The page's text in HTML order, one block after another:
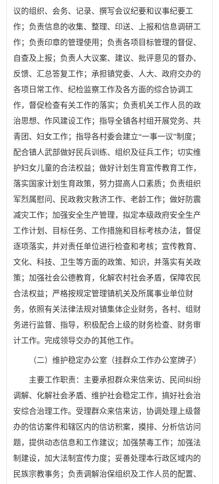
议的组织、会务、记录、撰写会议纪要和议事纪要工
作；负责信息的收集、整理、印送、上报和信息调研工
作；负责印章的管理使用；负责各项目标管理的督促、
自查及上报；负责人大议案、建议、批评意见的督办、
反馈、汇总答复工作；承担镇党委、人大、政府交办的
各项日常工作、纪检监察工作及各方面的综合协调工
作，督促检查有关工作的落实；负责机关工作人员的政
治思想、作风建设工作；指导全镇各村组开展党务、共
青团、妇女工作；指导各村委会建立“一事一议”制度；
配合镇人武部做好民兵训练、组织及征兵工作；切实维
护妇女儿童的合法权益；做好计划生育宣传教育工作，
落实国家计划生育政策，努力提高人口素质；负责组织
军烈属慰问、民政救灾救济工作、老龄工作；做好防震
减灾工作；加强安全生产管理，拟定本级政府安全生产
工作计划、目标任务、工作措施和目标考核办法，督促
逐项落实，并对责任单位进行检查和考核；宣传教育、
文化、科技、卫生等方面的政策、知识，并落实有关政
策；加强社会公德教育，化解农村社会矛盾，保障农民
合法权益；严格按规定管理镇机关及所属事业单位财
务，依照有关法律法规对镇集体企业财务，各村、组财
务进行监督、指导，积极配合上级的财务检查、财务审
计工作。完成领导交办的其他工作。
（二）维护稳定办公室（挂群众工作办公室牌子）
主要工作职责：主要承担群众来信来访、民间纠纷
调解、化解社会矛盾、维护社会稳定工作，搞好社会治
安综合治理工作。受理群众来信来访，协调处理上级督
办的信访案件和辖区内的信访积案，摸排、分析信访问
题，提供动态信息和工作建议；加强禁毒工作；加强法
制建设，加大法制宣传力度；妥善处理本行政区域内的
民族宗教事务；负责调解治保组织及工作人员的配置、